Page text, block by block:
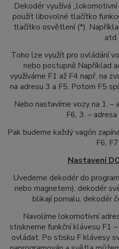
Dekodér využívá
použít libovolné tlačítko
tlačítko osvětlení (*).
atd.
Toho lze využít pro ovládání
nebo postupně.Například
využíváme F1 až F4 např. na
na adresu 3 a F5. Potom F5
Nebo nastavíme vozy na 1. –
F6, 3. –
Pak budeme každý vagón
F6,
Nastavení
Uvedeme dekodér do
nebo magnetem), dekodér
blikají pomalu, dekodér
Navolíme lokomotivní
stiskneme funkčníklávesu F1
ovládat. Po stisku F klávesy